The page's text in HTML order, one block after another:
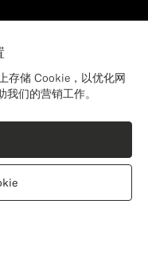
内完
产品和内容。
存储 Cookie，以优化网
们的营销工作。